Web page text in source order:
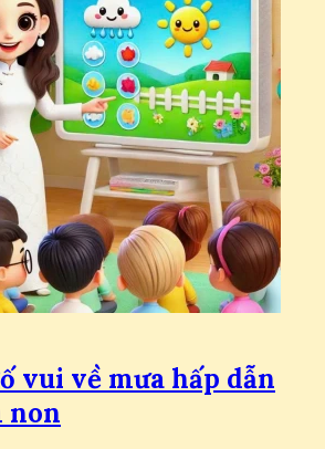
vui về mưa hấp dẫn
non